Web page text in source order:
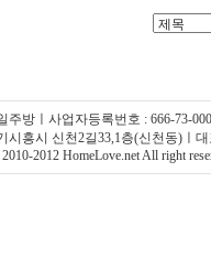
주방ㅣ사업자등록번호 : 666-73-
시흥시 신천2길33,1층(신천동)ㅣ대
2012 HomeLove.net All right